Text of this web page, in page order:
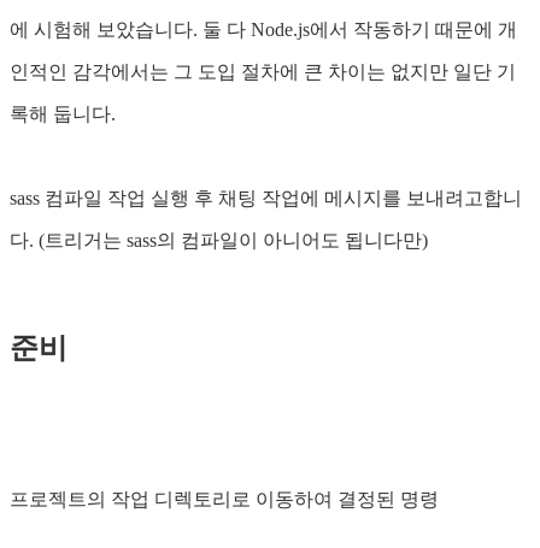
에 시험해 보았습니다. 둘 다 Node.js에서 작동하기 때문에 개
인적인 감각에서는 그 도입 절차에 큰 차이는 없지만 일단 기
록해 둡니다.
sass 컴파일 작업 실행 후 채팅 작업에 메시지를 보내려고합니
다. (트리거는 sass의 컴파일이 아니어도 됩니다만)
준비
프로젝트의 작업 디렉토리로 이동하여 결정된 명령